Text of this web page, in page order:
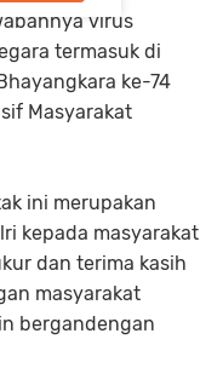
virus
termasuk di
ke-74
Masyarakat
ini merupakan
kepada masyarakat
dan terima kasih
masyarakat
bergandengan